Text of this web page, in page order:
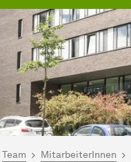
hier:
Team MitarbeiterInnen